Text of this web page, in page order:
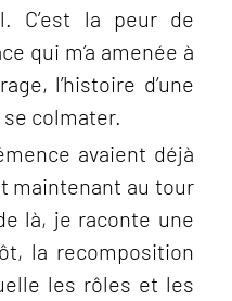
Cʼest la peur de
qui m’a amenée à
l’histoire d’une
colmater.
avaient déjà
maintenant au tour
là, je raconte une
la recomposition
les rôles et les